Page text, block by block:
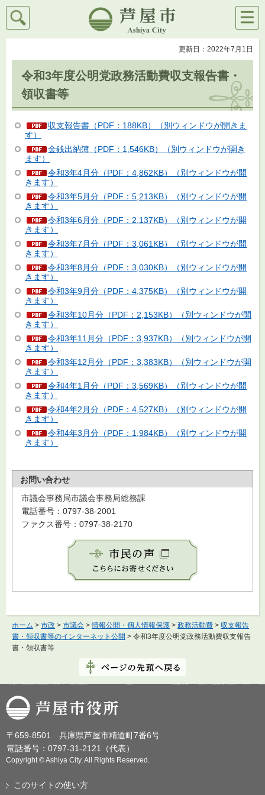
芦屋市
検索
メニ
ュー
更新日：2022年7月1日
令和3年度公明党政務活動費収支報告書・
領収書等
収支報告書（PDF：188KB）（別ウィンドウが開きま
す）
金銭出納簿（PDF：1,546KB）（別ウィンドウが開き
ます）
令和3年4月分（PDF：4,862KB）（別ウィンドウが開
きます）
令和3年5月分（PDF：5,213KB）（別ウィンドウが開
きます）
令和3年6月分（PDF：2,137KB）（別ウィンドウが開
きます）
令和3年7月分（PDF：3,061KB）（別ウィンドウが開
きます）
令和3年8月分（PDF：3,030KB）（別ウィンドウが開
きます）
令和3年9月分（PDF：4,375KB）（別ウィンドウが開
きます）
令和3年10月分（PDF：2,153KB）（別ウィンドウが開
きます）
令和3年11月分（PDF：3,937KB）（別ウィンドウが開
きます）
令和3年12月分（PDF：3,383KB）（別ウィンドウが開
きます）
令和4年1月分（PDF：3,569KB）（別ウィンドウが開
きます）
令和4年2月分（PDF：4,527KB）（別ウィンドウが開
きます）
令和4年3月分（PDF：1,984KB）（別ウィンドウが開
きます）
お問い合わせ
市議会事務局市議会事務局総務課
電話番号：0797-38-2001
ファクス番号：0797-38-2170
ホーム > 市政 > 市議会 >情報公開・個人情報保護 > 政務活動費 > 収支報告
書・領収書等のインターネット公開 > 令和3年度公明党政務活動費収支報告
書・領収書等
芦屋市役所
〒659-8501 兵庫県芦屋市精道町7番6号
電話番号：0797-31-2121（代表）
Copyright © Ashiya City. All Rights Reserved.
このサイトの使い方